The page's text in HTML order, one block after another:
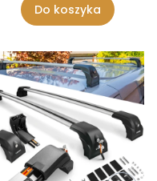
Do koszyka